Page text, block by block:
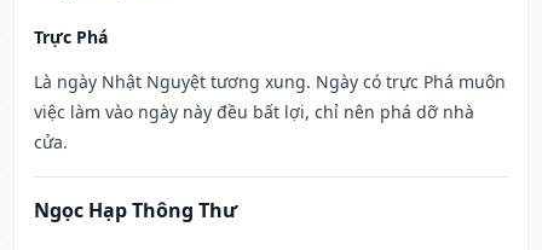
Trực Phá
Là ngày Nhật Nguyệt tương xung. Ngày có trực Phá muôn
việc làm vào ngày này đều bất lợi, chỉ nên phá dỡ nhà
cửa.
Ngọc Hạp Thông Thư